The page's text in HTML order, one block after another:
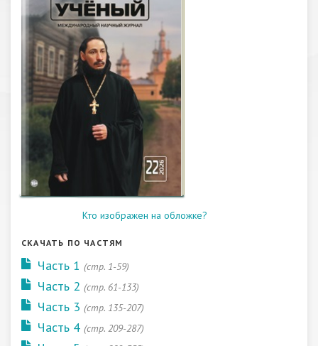
Кто изображен на обложке?
СКАЧАТЬ ПО ЧАСТЯМ
Часть 1 (стр. 1-59)
Часть 2 (стр. 61-133)
Часть 3 (стр. 135-207)
Часть 4 (стр. 209-287)